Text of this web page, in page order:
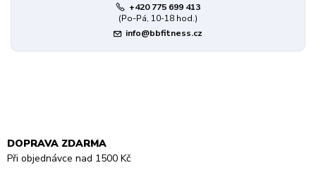
+420 775 699 413
(Po-Pá, 10-18 hod.)
info@bbfitness.cz
DOPRAVA ZDARMA
Při objednávce nad 1500 Kč